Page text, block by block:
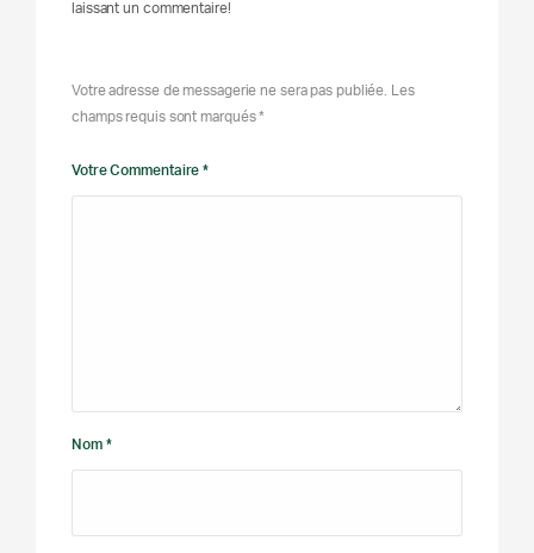
laissant un commentaire!
Votre adresse de messagerie ne sera pas publiée. Les
champs requis sont marqués *
Votre Commentaire *
Nom *